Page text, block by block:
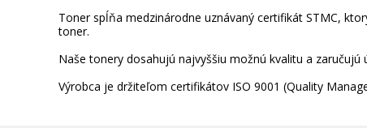
Toner spĺňa medzinárodne uznávaný certifikát STMC,
toner.
Naše tonery dosahujú najvyššiu možnú kvalitu a zaručujú
Výrobca je držiteľom certifikátov ISO 9001 (Quality